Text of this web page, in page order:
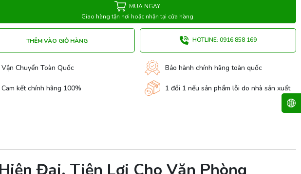
MUA NGAY
Giao hàng tận nơi hoặc nhận tại cửa hàng
THÊM VÀO GIỎ HÀNG HOTLINE: 0916 858 169
Vận Chuyển Toàn Quốc Bảo hành chính hãng toàn quốc
Cam kết chính hãng 100% 1 đổi 1 nếu sản phẩm lỗi do nhà sản xuất